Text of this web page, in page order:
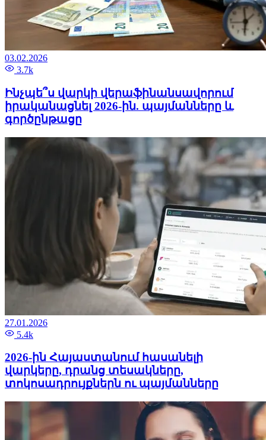
03.02.2026
3.7k
Ինչպե՞ս վարկի վերաֆինանսավորում
իրականացնել 2026-ին. պայմանները և
գործընթացը
27.01.2026
5.4k
2026-ին Հայաստանում հասանելի
վարկերը, դրանց տեսակները,
տոկոսադրույքներն ու պայմանները